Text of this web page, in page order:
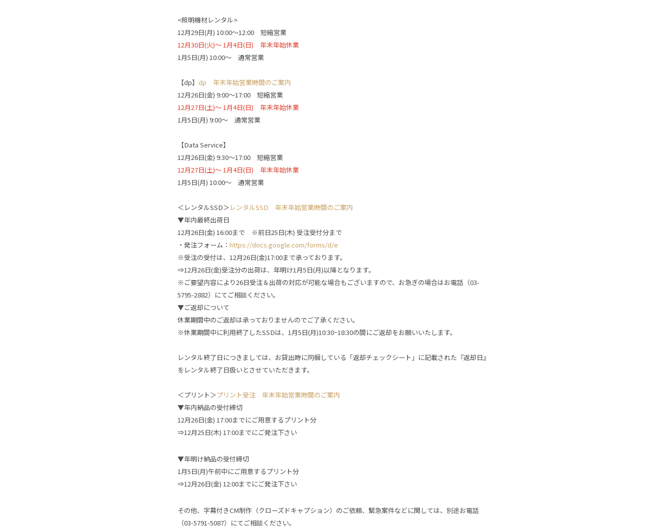
<照明機材レンタル>
12月29日(月) 10:00〜12:00 短縮営業
12月30日(火)〜 1月4日(日) 年末年始休業
1月5日(月) 10:00〜 通常営業
【dp】 dp 年末年始営業時間のご案内
12月26日(金) 9:00〜17:00 短縮営業
12月27日(土)〜 1月4日(日) 年末年始休業
1月5日(月) 9:00〜 通常営業
【Data Service】
12月26日(金) 9:30〜17:00 短縮営業
12月27日(土)〜 1月4日(日) 年末年始休業
1月5日(月) 10:00〜 通常営業
＜レンタルSSD＞ レンタルSSD 年末年始営業時間のご案内
▼年内最終出荷日
12月26日(金) 16:00まで ※前日25日(木) 受注受付分まで
・発注フォーム： https://docs.google.com/forms/d/e
※受注の受付は、12月26日(金)17:00まで承っております。
⇒12月26日(金)受注分の出荷は、年明け1月5日(月)以降となります。
※ご要望内容により26日受注＆出荷の対応が可能な場合もございますので、お急ぎの場合はお電話（03-
5795-2882）にてご相談ください。
▼ご返却について
休業期間中のご返却は承っておりませんのでご了承ください。
※休業期間中に利用終了したSSDは、1月5日(月)10:30~18:30の間にご返却をお願いいたします。
レンタル終了日につきましては、お貸出時に同梱している「返却チェックシート」に記載された『返却日』
をレンタル終了日扱いとさせていただきます。
＜プリント＞プリント受注 年末年始営業時間のご案内
▼年内納品の受付締切
12月26日(金) 17:00までにご用意するプリント分
⇒12月25日(木) 17:00までにご発注下さい
▼年明け納品の受付締切
1月5日(月)午前中にご用意するプリント分
⇒12月26日(金) 12:00までにご発注下さい
その他、字幕付きCM制作（クローズドキャプション）のご依頼、緊急案件などに関しては、別途お電話
（03-5791-5087）にてご相談ください。